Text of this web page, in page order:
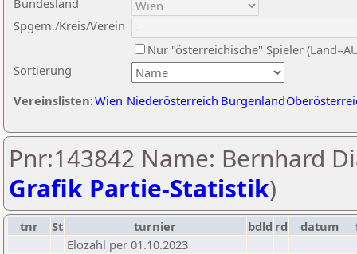
Sortierung
Bundesland
Spgem./Kreis/Verein
Nur "österreichische" Spieler
Vereinslisten:Wien Niederösterreich Burgenland
Pnr:143842 Name: Bernhard
Grafik Partie-Statistik)
tnr St turnier bdld rd datum
Elozahl per 01.10.2023